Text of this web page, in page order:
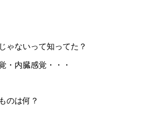
ゃないって知ってた？
・内臓感覚・・・
のは何？